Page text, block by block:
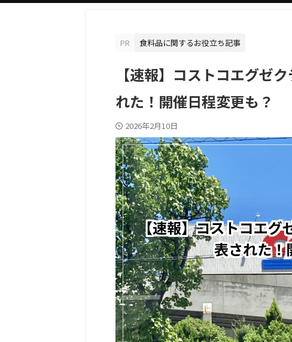
PR 食料品に関するお役立ち記事
【速報】コストコエグゼ
れた！開催日程変更も？
2026年2月10日